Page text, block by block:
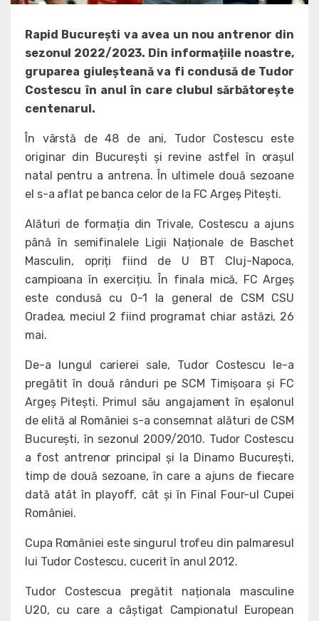
Rapid București va avea un nou antrenor din
sezonul 2022/2023. Din informațiile noastre,
gruparea giuleșteană va fi condusă de Tudor
Costescu în anul în care clubul sărbătorește
centenarul.
În vârstă de 48 de ani, Tudor Costescu este
originar din București și revine astfel în orașul
natal pentru a antrena. În ultimele două sezoane
el s-a aflat pe banca celor de la FC Argeș Pitești.
Alături de formația din Trivale, Costescu a ajuns
până în semifinalele Ligii Naționale de Baschet
Masculin, opriți fiind de U BT Cluj-Napoca,
campioana în exercițiu. În finala mică, FC Argeș
este condusă cu 0-1 la general de CSM CSU
Oradea, meciul 2 fiind programat chiar astăzi, 26
mai.
De-a lungul carierei sale, Tudor Costescu le-a
pregătit în două rânduri pe SCM Timișoara și FC
Argeș Pitești. Primul său angajament în eșalonul
de elită al României s-a consemnat alături de CSM
București, în sezonul 2009/2010. Tudor Costescu
a fost antrenor principal și la Dinamo București,
timp de două sezoane, în care a ajuns de fiecare
dată atât în playoff, cât și în Final Four-ul Cupei
României.
Cupa României este singurul trofeu din palmaresul
lui Tudor Costescu, cucerit în anul 2012.
Tudor Costescua pregătit naționala masculine
U20, cu care a câștigat Campionatul European